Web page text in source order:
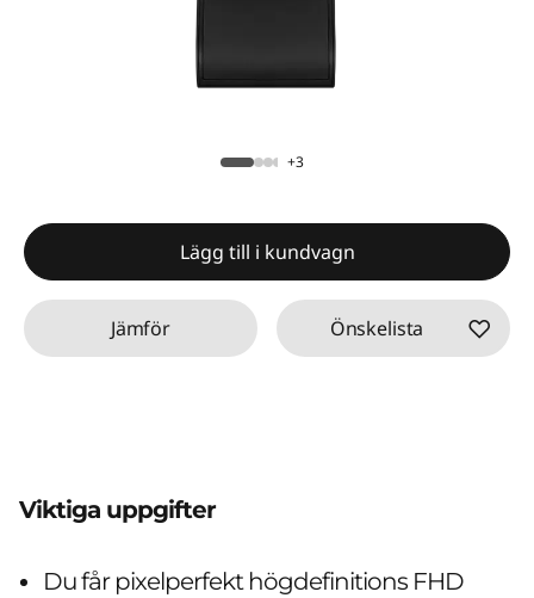
+3
Lägg till i kundvagn
Jämför Önskelista
Viktiga uppgifter
Du får pixelperfekt högdefinitions FHD